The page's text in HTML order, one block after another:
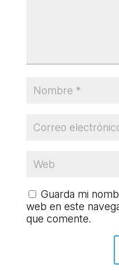
Guarda mi
web en este
que comente.